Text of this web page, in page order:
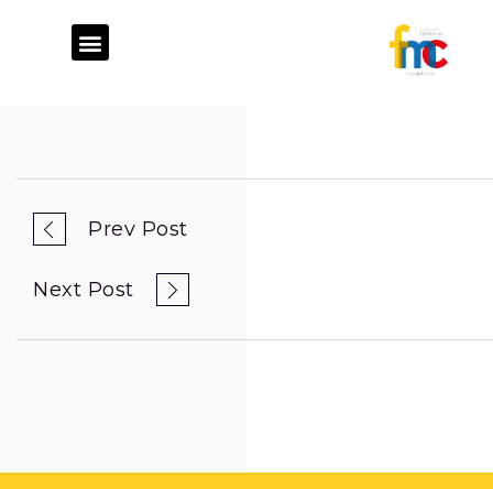
Prev Post
Next Post